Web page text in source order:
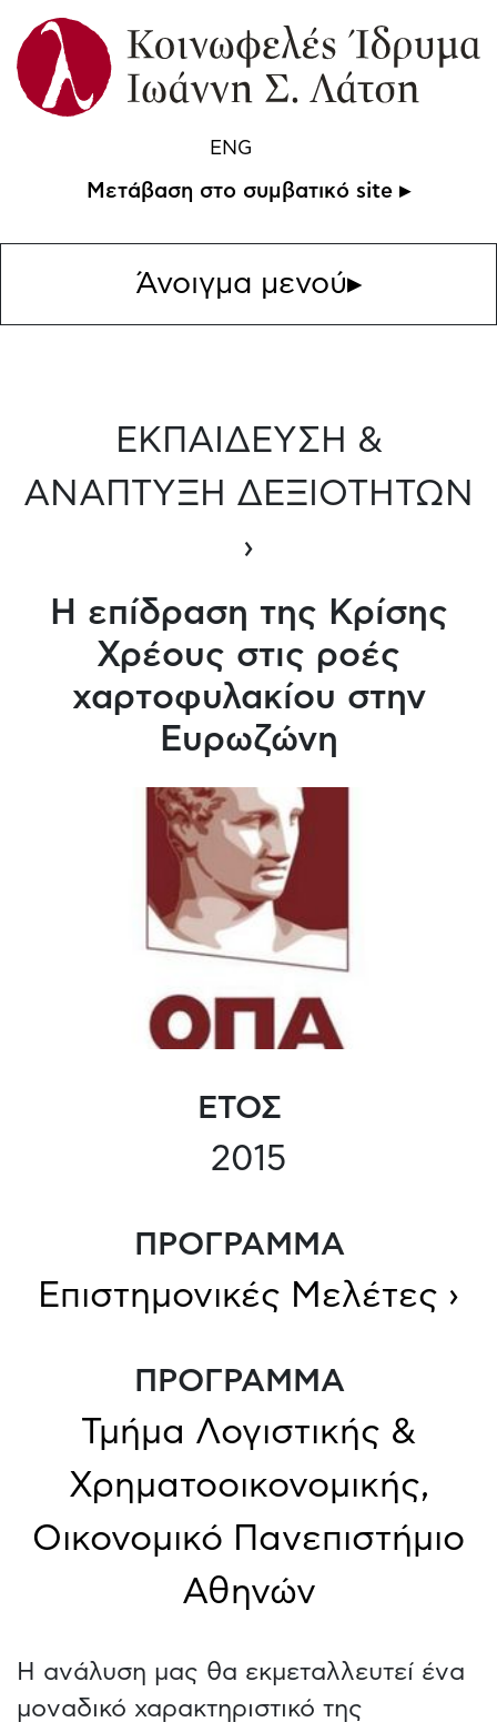
ENG
Μετάβαση στο συμβατικό site ▸
Άνοιγμα μενού▸
ΕΚΠΑΙΔΕΥΣΗ &
ΑΝΑΠΤΥΞΗ ΔΕΞΙΟΤΗΤΩΝ
›
Η επίδραση της Κρίσης
Χρέους στις ροές
χαρτοφυλακίου στην
Ευρωζώνη
ΕΤΟΣ
2015
ΠΡΟΓΡΑΜΜΑ
Επιστημονικές Μελέτες ›
ΠΡΟΓΡΑΜΜΑ
Τμήμα Λογιστικής &
Χρηματοοικονομικής,
Οικονομικό Πανεπιστήμιο
Αθηνών
Η ανάλυση μας θα εκμεταλλευτεί ένα
μοναδικό χαρακτηριστικό της